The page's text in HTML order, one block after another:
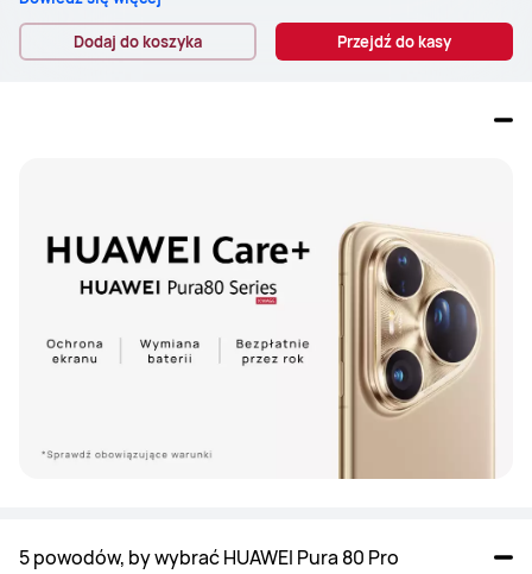
Dodaj do koszyka Przejdź do kasy
5 powodów, by wybrać HUAWEI Pura 80 Pro